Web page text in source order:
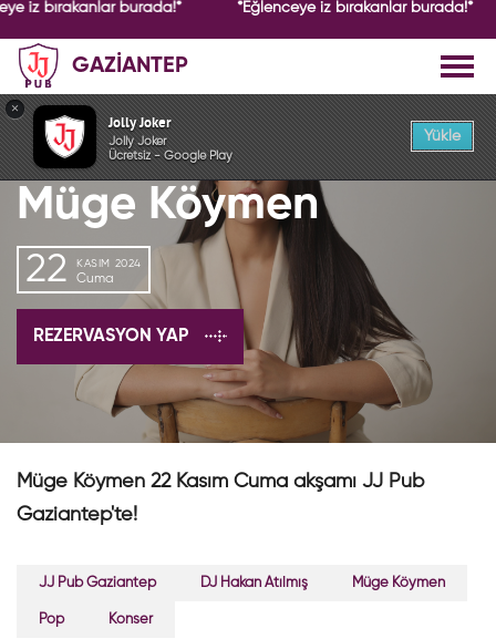
iz bırakanlar burada!* *Eğlenceye iz bırakanlar burada!*
GAZİANTEP
GEÇMİŞ ETKİNLİK
Müge Köymen
22 KASIM 2024
Cuma
REZERVASYON YAP
Müge Köymen 22 Kasım Cuma akşamı JJ Pub
Gaziantep'te!
JJ Pub Gaziantep DJ Hakan Atılmış Müge Köymen
Pop Konser
×
Jolly Joker
Jolly Joker
Ücretsiz - Google Play
Yükle